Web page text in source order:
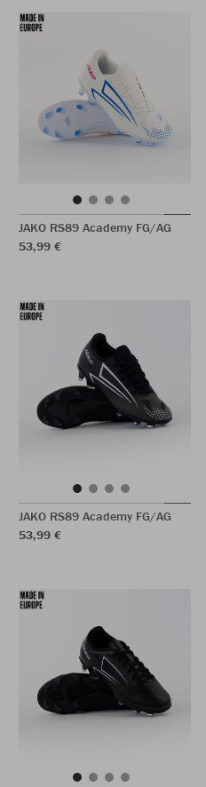
JAKO RS89 Academy FG/AG
53,99 €
JAKO RS89 Academy FG/AG
53,99 €